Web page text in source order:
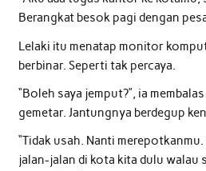
Berangkat besok pagi dengan
Lelaki itu menatap monitor
berbinar. Seperti tak percaya.
“Boleh saya jemput?”, ia
gemetar. Jantungnya berdegup
“Tidak usah. Nanti
jalan-jalan di kota kita dulu walau